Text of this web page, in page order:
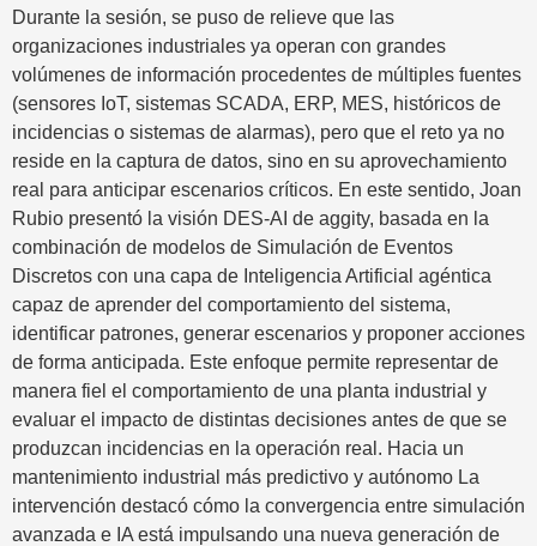
Durante la sesión, se puso de relieve que las
organizaciones industriales ya operan con grandes
volúmenes de información procedentes de múltiples fuentes
(sensores IoT, sistemas SCADA, ERP, MES, históricos de
incidencias o sistemas de alarmas), pero que el reto ya no
reside en la captura de datos, sino en su aprovechamiento
real para anticipar escenarios críticos. En este sentido, Joan
Rubio presentó la visión DES-AI de aggity, basada en la
combinación de modelos de Simulación de Eventos
Discretos con una capa de Inteligencia Artificial agéntica
capaz de aprender del comportamiento del sistema,
identificar patrones, generar escenarios y proponer acciones
de forma anticipada. Este enfoque permite representar de
manera fiel el comportamiento de una planta industrial y
evaluar el impacto de distintas decisiones antes de que se
produzcan incidencias en la operación real. Hacia un
mantenimiento industrial más predictivo y autónomo La
intervención destacó cómo la convergencia entre simulación
avanzada e IA está impulsando una nueva generación de